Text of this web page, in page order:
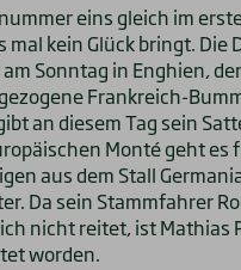
eins gleich im
mal kein Glück bringt. Die
Sonntag in Enghien,
Frankreich-
an diesem Tag sein
Monté geht es
aus dem Stall
Da sein Stammfahrer
nicht reitet, ist Mathias
worden.